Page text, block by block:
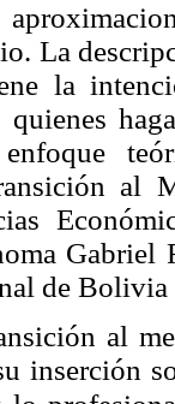
La
la
al
Gabriel
de
al
inserción